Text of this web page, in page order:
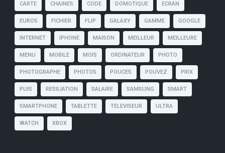
CARTE CHAINES CODE DOMOTIQUE ECRAN
EUROS FICHIER FLIP GALAXY GAMME GOOGLE
INTERNET IPHONE MAISON MEILLEUR MEILLEURE
MENU MOBILE MOIS ORDINATEUR PHOTO
PHOTOGRAPHE PHOTOS POUCES POUVEZ PRIX
PUIS RESILIATION SALAIRE SAMSUNG SMART
SMARTPHONE TABLETTE TELEVISEUR ULTRA
WATCH XBOX